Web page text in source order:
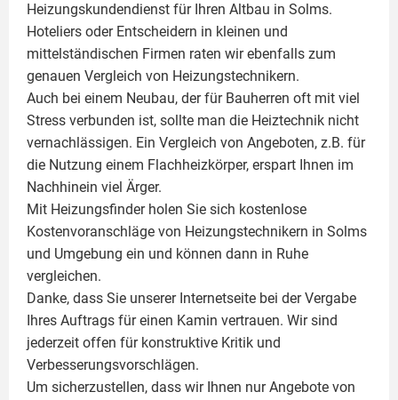
Heizungskundendienst für Ihren Altbau in Solms.
Hoteliers oder Entscheidern in kleinen und
mittelständischen Firmen raten wir ebenfalls zum
genauen Vergleich von Heizungstechnikern.
Auch bei einem Neubau, der für Bauherren oft mit viel
Stress verbunden ist, sollte man die Heiztechnik nicht
vernachlässigen. Ein Vergleich von Angeboten, z.B. für
die Nutzung einem Flachheizkörper, erspart Ihnen im
Nachhinein viel Ärger.
Mit Heizungsfinder holen Sie sich kostenlose
Kostenvoranschläge von Heizungstechnikern in Solms
und Umgebung ein und können dann in Ruhe
vergleichen.
Danke, dass Sie unserer Internetseite bei der Vergabe
Ihres Auftrags für einen Kamin vertrauen. Wir sind
jederzeit offen für konstruktive Kritik und
Verbesserungsvorschlägen.
Um sicherzustellen, dass wir Ihnen nur Angebote von